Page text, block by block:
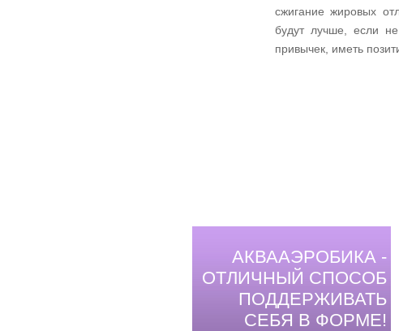
сжигание жировых
будут лучше, если
привычек, иметь
АКВААЭРОБИКА -
ОТЛИЧНЫЙ СПОСОБ
ПОДДЕРЖИВАТЬ
СЕБЯ В ФОРМЕ!